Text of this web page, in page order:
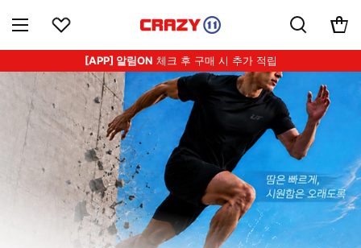
[APP] 알림ON 체크 후 구매 시 추가 적립